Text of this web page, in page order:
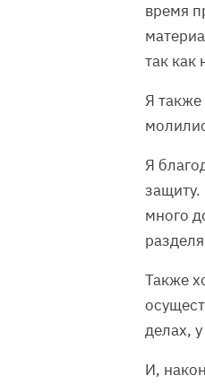
время
так как
Я
Я
много
Также
делах,
И,